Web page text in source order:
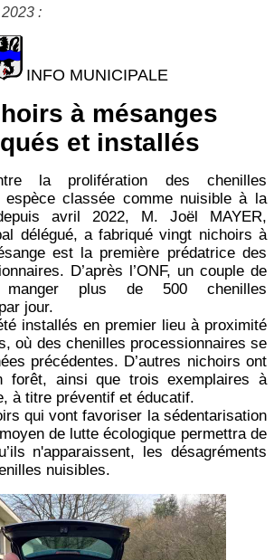
:
INFO MUNICIPALE
à mésanges
et installés
la prolifération des chenilles
espèce classée comme nuisible à la
avril 2022, M. Joël MAYER,
délégué, a fabriqué vingt nichoirs à
est la première prédatrice des
D’après l’ONF, un couple de
manger plus de 500 chenilles
jour.
installés en premier lieu à proximité
où des chenilles processionnaires se
précédentes. D’autres nichoirs ont
forêt, ainsi que trois exemplaires à
à titre préventif et éducatif.
qui vont favoriser la sédentarisation
de lutte écologique permettra de
n'apparaissent, les désagréments
nuisibles.